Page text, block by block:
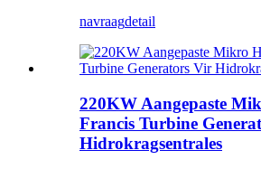
navraagdetail
220KW Aangepaste
Francis Turbine
Hidrokragsentrales